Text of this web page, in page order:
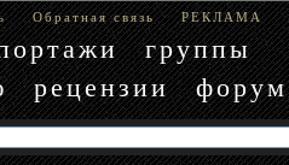
Обратная связь РЕКЛАМА
группы
рецензии форум